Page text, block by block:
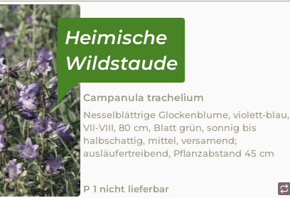
Campanula trachelium
Nesselblättrige Glockenblume, violett-blau,
VII-VIII, 80 cm, Blatt grün, sonnig bis
halbschattig, mittel, versamend;
ausläufertreibend, Pflanzabstand 45 cm
P 1 nicht lieferbar